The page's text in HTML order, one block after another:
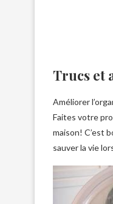
Trucs et
Améliorer
Faites votre
maison! C’est
sauver la vie